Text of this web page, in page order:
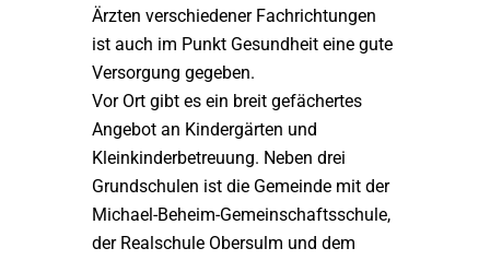
Ärzten verschiedener Fachrichtungen
ist auch im Punkt Gesundheit eine gute
Versorgung gegeben.
Vor Ort gibt es ein breit gefächertes
Angebot an Kindergärten und
Kleinkinderbetreuung. Neben drei
Grundschulen ist die Gemeinde mit der
Michael-Beheim-Gemeinschaftsschule,
der Realschule Obersulm und dem